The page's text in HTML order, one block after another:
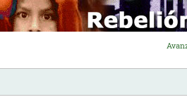
Skip
to
content